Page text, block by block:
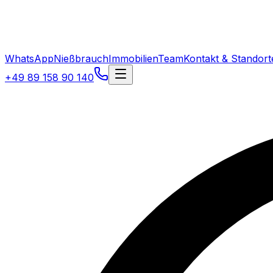
WhatsAppNießbrauchImmobilienTeamKontakt &
+49 89 158 90 140